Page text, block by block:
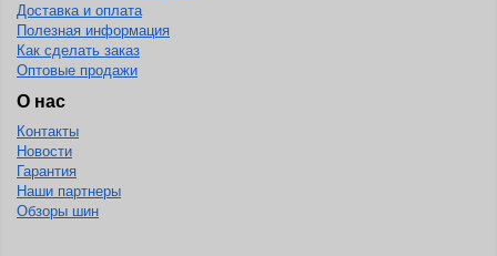
Доставка и оплата
Полезная информация
Как сделать заказ
Оптовые продажи
О нас
Контакты
Новости
Гарантия
Наши партнеры
Обзоры шин